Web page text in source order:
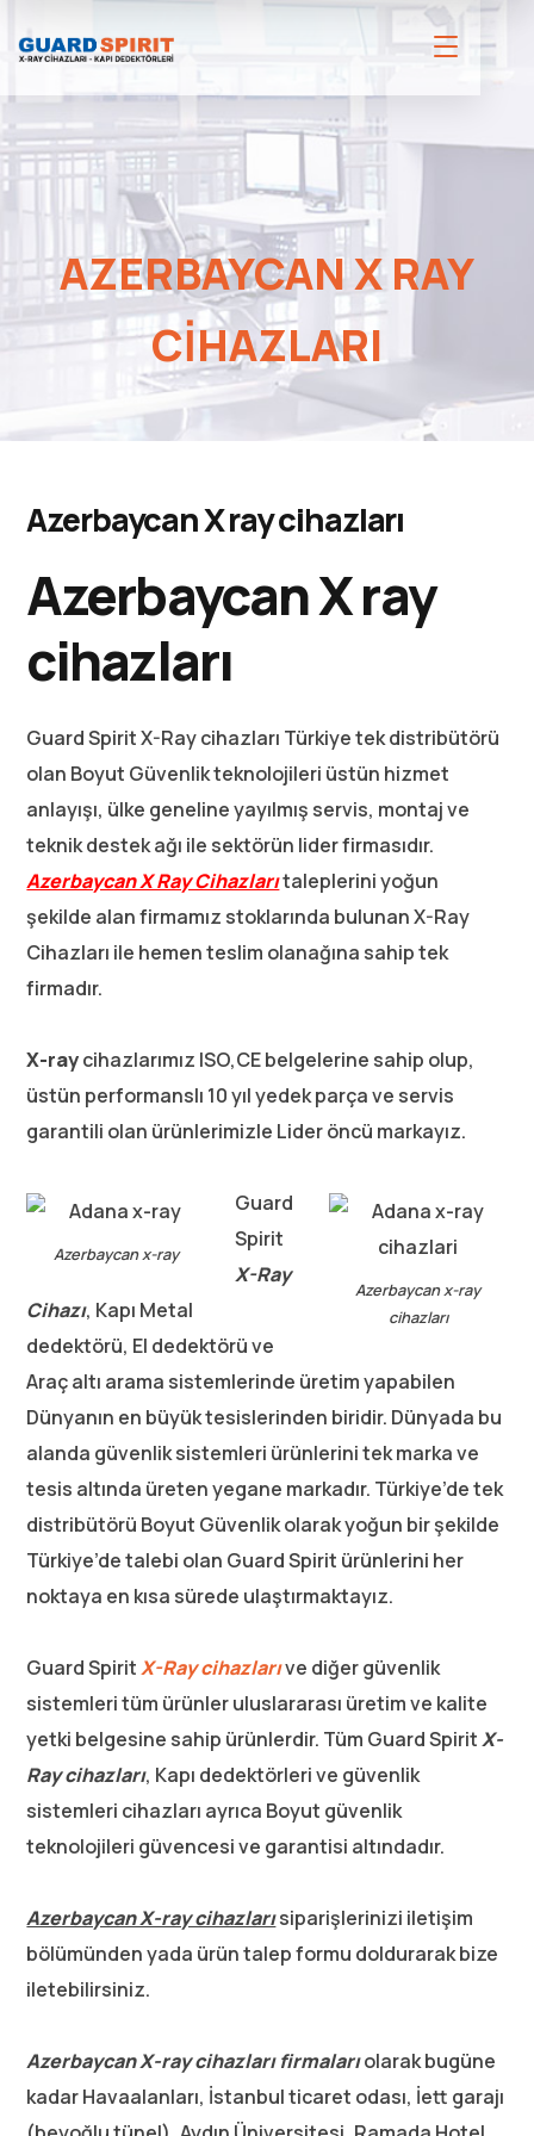
AZERBAYCAN X RAY
CIHAZLARI
Azerbaycan X ray cihazları
Azerbaycan X ray
cihazları
Guard Spirit X-Ray cihazları Türkiye tek distribütörü
olan Boyut Güvenlik teknolojileri üstün hizmet
anlayışı, ülke geneline yayılmış servis, montaj ve
teknik destek ağı ile sektörün lider firmasıdır.
Azerbaycan X Ray Cihazlarıtaleplerini yoğun
şekilde alan firmamız stoklarında bulunan X-Ray
Cihazları ile hemen teslim olanağına sahip tek
firmadır.
X-raycihazlarımız ISO,CE belgelerine sahip olup,
üstün performanslı 10 yıl yedek parça ve servis
garantili olan ürünlerimizle Lider öncü markayız.
Azerbaycan x-ray
Azerbaycan x-ray
cihazları
Guard
Spirit
X-Ray
Cihazı, Kapı Metal
dedektörü, El dedektörü ve
Araç altı arama sistemlerinde üretim yapabilen
Dünyanın en büyük tesislerinden biridir. Dünyada bu
alanda güvenlik sistemleri ürünlerini tek marka ve
tesis altında üreten yegane markadır. Türkiye’de tek
distribütörü Boyut Güvenlik olarak yoğun bir şekilde
Türkiye’de talebi olan Guard Spirit ürünlerini her
noktaya en kısa sürede ulaştırmaktayız.
Guard SpiritX-Ray cihazlarıve diğer güvenlik
sistemleri tüm ürünler uluslararası üretim ve kalite
yetki belgesine sahip ürünlerdir. Tüm Guard SpiritX-
Ray cihazları, Kapı dedektörleri ve güvenlik
sistemleri cihazları ayrıca Boyut güvenlik
teknolojileri güvencesi ve garantisi altındadır.
Azerbaycan X-ray cihazlarısiparişlerinizi iletişim
bölümünden yada ürün talep formu doldurarak bize
iletebilirsiniz.
Azerbaycan X-ray cihazları firmalarıolarak bugüne
kadar Havaalanları, İstanbul ticaret odası, İett garajı